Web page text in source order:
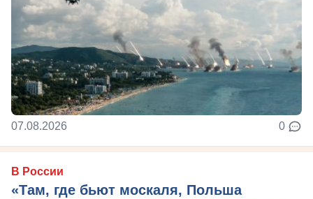
07.08.2026 0
В России
«Там, где бьют москаля, Польша